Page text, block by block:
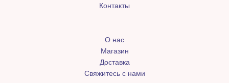
Контакты
О нас
Магазин
Доставка
Свяжитесь с нами